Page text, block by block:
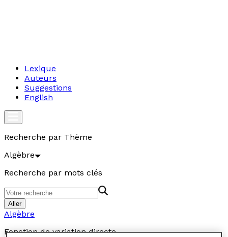
Lexique
Auteurs
Suggestions
English
Recherche par Thème
Algèbre
Recherche par mots clés
Aller
Algèbre
Fonction de variation directe